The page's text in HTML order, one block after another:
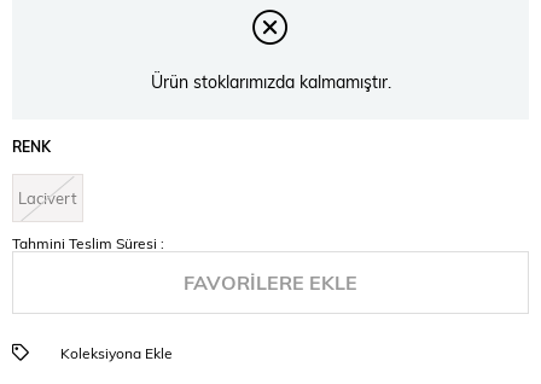
Ürün stoklarımızda kalmamıştır.
RENK
Lacivert
Tahmini Teslim Süresi :
FAVORILERE EKLE
Koleksiyona Ekle